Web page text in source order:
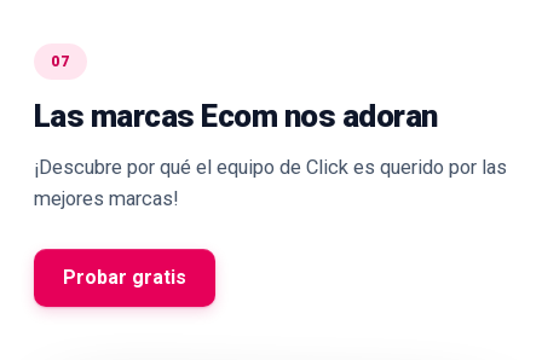
07
Las marcas Ecom nos adoran
¡Descubre por qué el equipo de Click es querido por las
mejores marcas!
Probar gratis